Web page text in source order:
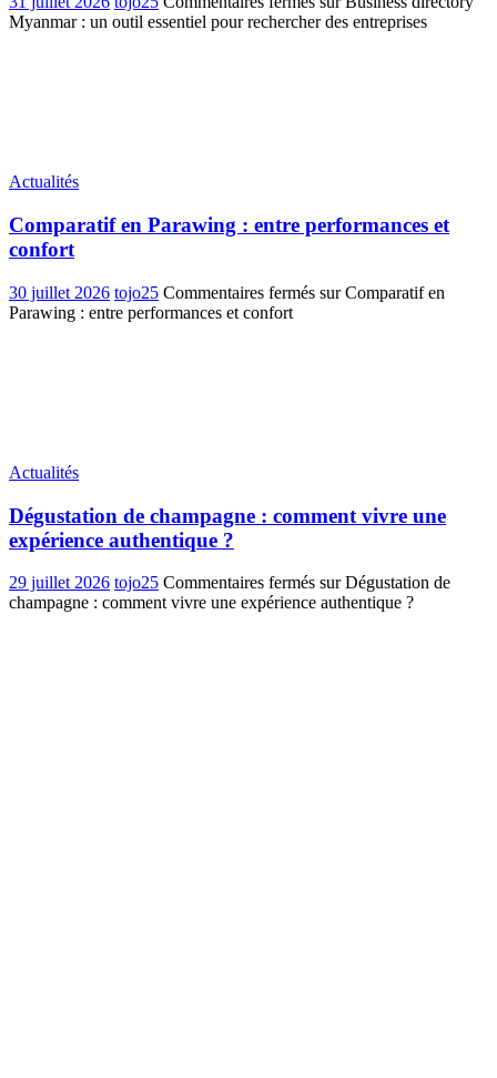
Myanmar : un outil essentiel pour rechercher des entreprises
Actualités
Comparatif en Parawing : entre performances et
confort
30 juillet 2026 tojo25 Commentaires fermés sur Comparatif en
Parawing : entre performances et confort
Actualités
Dégustation de champagne : comment vivre une
expérience authentique ?
29 juillet 2026 tojo25 Commentaires fermés sur Dégustation de
champagne : comment vivre une expérience authentique ?